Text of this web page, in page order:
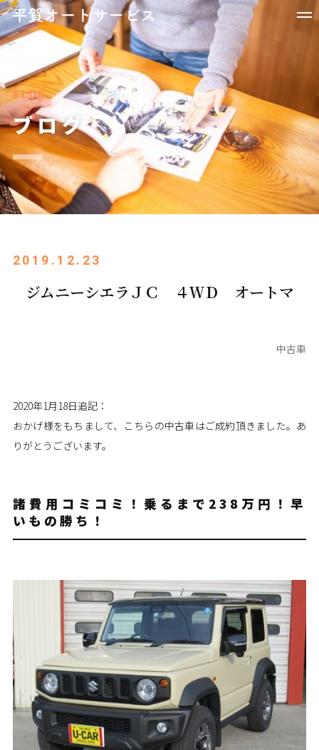
BLOG
ブログ
2019.12.23
ジムニーシエラＪＣ ４ＷＤ オートマ
中古車
2020年1月18日追記：
おかげ様をもちまして、こちらの中古車はご成約頂きました。あ
りがとうございます。
諸費用コミコミ！乗るまで238万円！早
いもの勝ち！